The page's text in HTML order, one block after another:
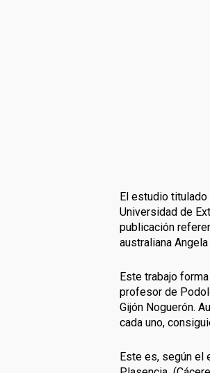
El estudio
Universidad de
publicación
australiana
Este trabajo
profesor de
Gijón Noguerón.
cada uno,
Este es, según el